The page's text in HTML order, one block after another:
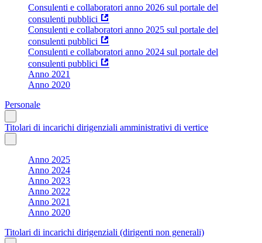
Consulenti e collaboratori anno 2026 sul portale del
consulenti pubblici
Consulenti e collaboratori anno 2025 sul portale del
consulenti pubblici
Consulenti e collaboratori anno 2024 sul portale del
consulenti pubblici
Anno 2021
Anno 2020
Personale
Titolari di incarichi dirigenziali amministrativi di vertice
Anno 2025
Anno 2024
Anno 2023
Anno 2022
Anno 2021
Anno 2020
Titolari di incarichi dirigenziali (dirigenti non generali)